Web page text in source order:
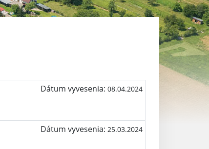
Dátum vyvesenia: 08.04.2024
Dátum vyvesenia: 25.03.2024